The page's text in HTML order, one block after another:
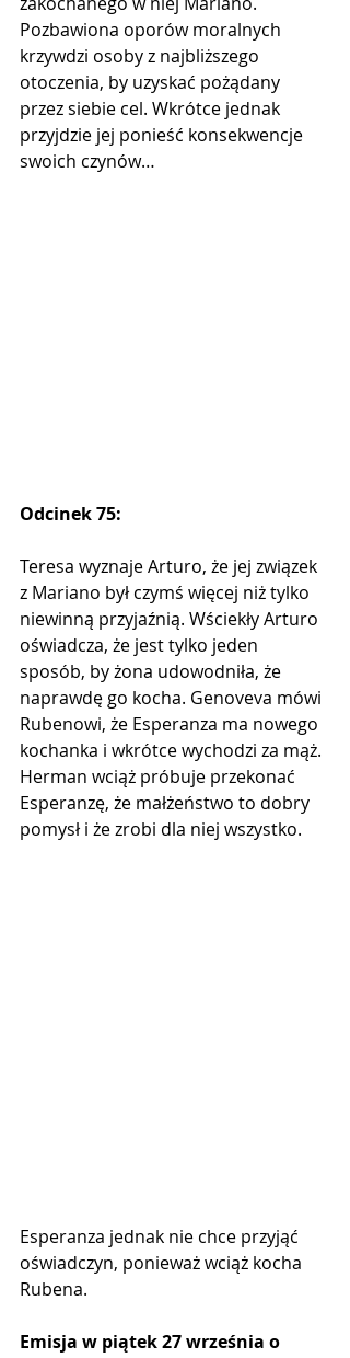
Pozbawiona oporów moralnych
krzywdzi osoby z najbliższego
otoczenia, by uzyskać pożądany
przez siebie cel. Wkrótce jednak
przyjdzie jej ponieść konsekwencje
swoich czynów…
Odcinek 75:
Teresa wyznaje Arturo, że jej związek
z Mariano był czymś więcej niż tylko
niewinną przyjaźnią. Wściekły Arturo
oświadcza, że jest tylko jeden
sposób, by żona udowodniła, że
naprawdę go kocha. Genoveva mówi
Rubenowi, że Esperanza ma nowego
kochanka i wkrótce wychodzi za mąż.
Herman wciąż próbuje przekonać
Esperanzę, że małżeństwo to dobry
pomysł i że zrobi dla niej wszystko.
Esperanza jednak nie chce przyjąć
oświadczyn, ponieważ wciąż kocha
Rubena.
Emisja w piątek 27 września o